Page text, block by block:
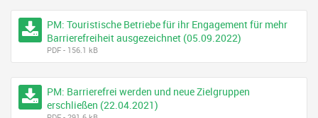
PM: Touristische Betriebe für ihr Engagement für mehr
Barrierefreiheit ausgezeichnet (05.09.2022)
PDF - 156.1 kB
PM: Barrierefrei werden und neue Zielgruppen
erschließen (22.04.2021)